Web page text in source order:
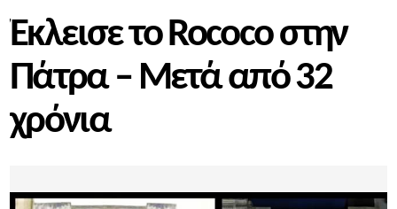
Έκλεισε το Rococo στην
Πάτρα – Μετά από 32
χρόνια